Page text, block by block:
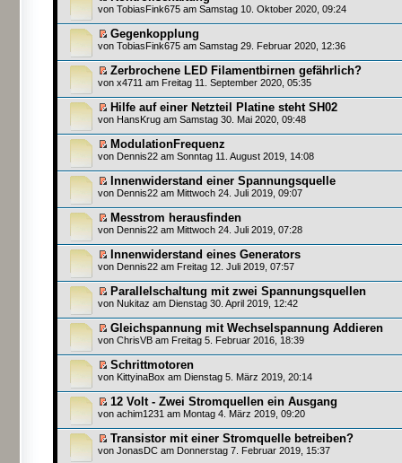
von TobiasFink675 am Samstag 10. Oktober 2020, 09:24
Gegenkopplung
von TobiasFink675 am Samstag 29. Februar 2020, 12:36
Zerbrochene LED Filamentbirnen gefährlich?
von x4711 am Freitag 11. September 2020, 05:35
Hilfe auf einer Netzteil Platine steht SH02
von HansKrug am Samstag 30. Mai 2020, 09:48
ModulationFrequenz
von Dennis22 am Sonntag 11. August 2019, 14:08
Innenwiderstand einer Spannungsquelle
von Dennis22 am Mittwoch 24. Juli 2019, 09:07
Messtrom herausfinden
von Dennis22 am Mittwoch 24. Juli 2019, 07:28
Innenwiderstand eines Generators
von Dennis22 am Freitag 12. Juli 2019, 07:57
Parallelschaltung mit zwei Spannungsquellen
von Nukitaz am Dienstag 30. April 2019, 12:42
Gleichspannung mit Wechselspannung Addieren
von ChrisVB am Freitag 5. Februar 2016, 18:39
Schrittmotoren
von KittyinaBox am Dienstag 5. März 2019, 20:14
12 Volt - Zwei Stromquellen ein Ausgang
von achim1231 am Montag 4. März 2019, 09:20
Transistor mit einer Stromquelle betreiben?
von JonasDC am Donnerstag 7. Februar 2019, 15:37